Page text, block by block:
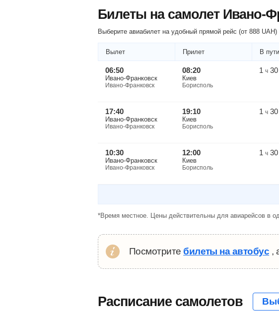
Билеты на самолет Ивано-
Выберите авиабилет на удобный прямой рейс (от 888 UAH)
Вылет Прилет В пути
06:50
Ивано-Франковск
Ивано-Франковск
08:20
Киев
Борисполь
1 ч 30
17:40
Ивано-Франковск
Ивано-Франковск
19:10
Киев
Борисполь
1 ч 30
10:30
Ивано-Франковск
Ивано-Франковск
12:00
Киев
Борисполь
1 ч 30
*Время местное. Цены действительны для авиарейсов в
Посмотритебилеты на автобус ,
Расписание самолетов